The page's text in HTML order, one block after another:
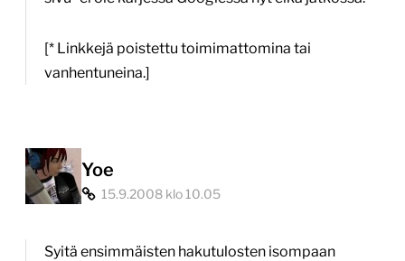
[* Linkkejä poistettu toimimattomina tai
vanhentuneina.]
Yoe
15.9.2008 klo 10.05
Syitä ensimmäisten hakutulosten isompaan